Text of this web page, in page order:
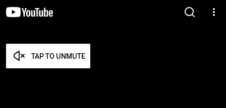
TAP TO UNMUTE